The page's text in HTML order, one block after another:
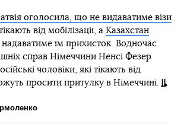
оголосила, що не видаватиме візи
від мобілізації, а Казахстан
їм прихисток. Водночас
справ Німеччини Ненсі Фезер
чоловіки, які тікають від
просити притулку в Німеччині.